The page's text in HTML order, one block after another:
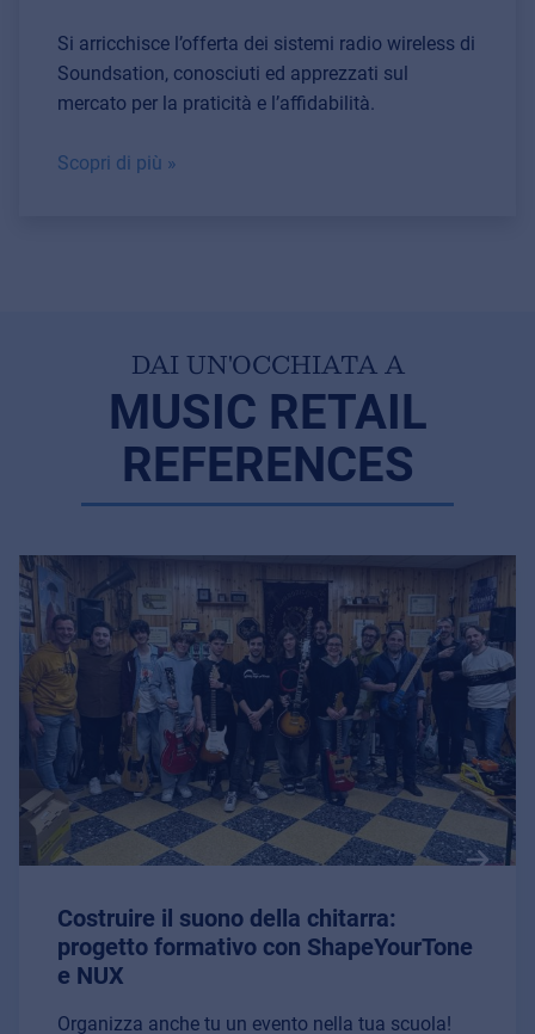
Si arricchisce l’offerta dei sistemi radio wireless di
Soundsation, conosciuti ed apprezzati sul
mercato per la praticità e l’affidabilità.
Scopri di più »
DAI UN'OCCHIATA A
MUSIC RETAIL
REFERENCES
Costruire il suono della chitarra:
progetto formativo con ShapeYourTone
e NUX
Organizza anche tu un evento nella tua scuola!